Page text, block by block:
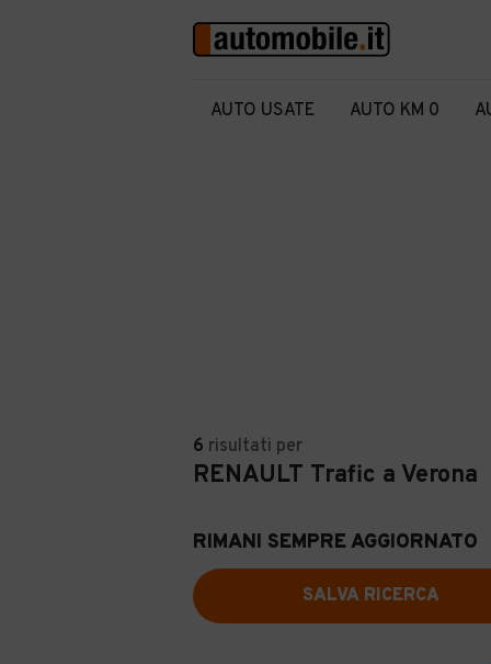
AUTO USATE AUTO KM 0
6 risultati per
RENAULT Trafic a Verona
RIMANI SEMPRE AGGIORNATO
SALVA RICERCA